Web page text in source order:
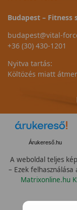
Budapest – Fitness
budapest@vital-
+36 (30) 430-1201
Nyitva tartás:
Költözés miatt
Árukereső.hu
A weboldal teljes
– Ezek
Matrixonline.hu